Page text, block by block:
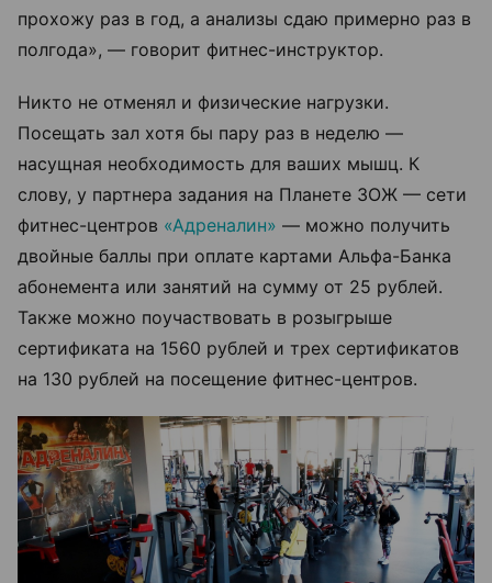
прохожу раз в год, а анализы сдаю примерно раз в
полгода», — говорит фитнес-инструктор.
Никто не отменял и физические нагрузки.
Посещать зал хотя бы пару раз в неделю —
насущная необходимость для ваших мышц. К
слову, у партнера задания на Планете ЗОЖ — сети
фитнес-центров «Адреналин» — можно получить
двойные баллы при оплате картами Альфа-Банка
абонемента или занятий на сумму от 25 рублей.
Также можно поучаствовать в розыгрыше
сертификата на 1560 рублей и трех сертификатов
на 130 рублей на посещение фитнес-центров.